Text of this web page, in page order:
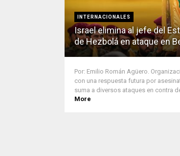
INTERNACIONALES
Israel elimina al jefe del
de Hezbolá en ataque en
Por: Emilio Román Agüero.
con una respuesta futura por
suma a diversos ataques en contra
More